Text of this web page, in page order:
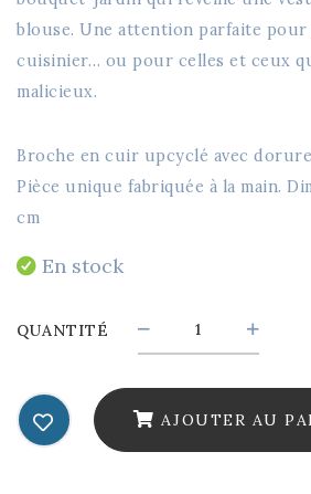
blouse. Une attention parfaite
cuisinier… ou pour celles et ceux
malicieux.
Broche en cuir upcyclé avec
Pièce unique fabriquée à la main.
cm
En stock
QUANTITÉ
La
AJOUTER AU